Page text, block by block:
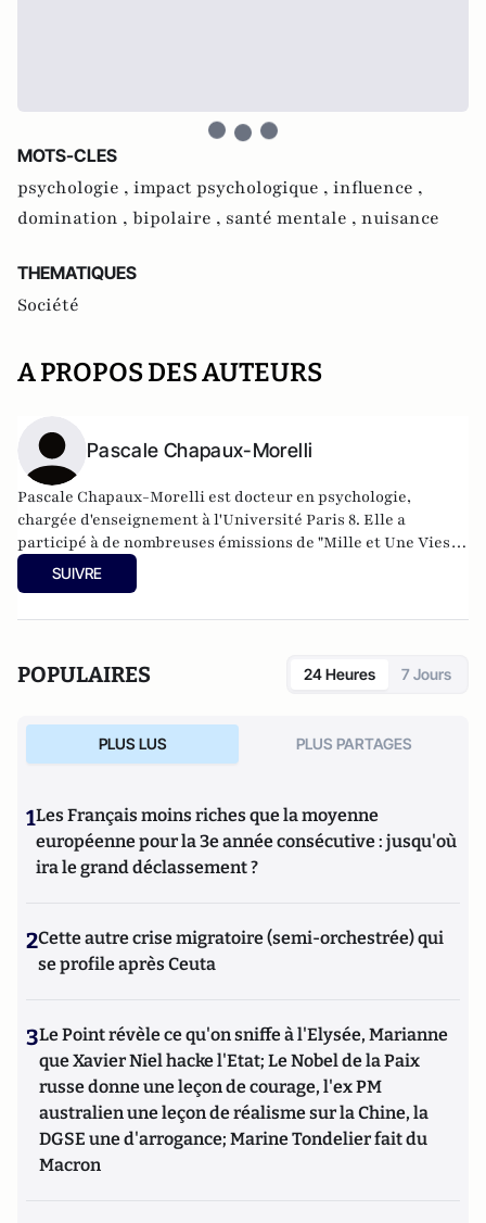
MOTS-CLES
psychologie , impact psychologique , influence ,
domination , bipolaire , santé mentale , nuisance
THEMATIQUES
Société
A PROPOS DES AUTEURS
Pascale Chapaux-Morelli
Pascale Chapaux-Morelli est docteur en psychologie,
chargée d'enseignement à l'Université Paris 8. Elle a
participé à de nombreuses émissions de "Mille et Une Vies",
sur France 2, avec Frédéric Lopez et Sophie Davant.
SUIVRE
POPULAIRES 24 Heures 7 Jours
PLUS LUS PLUS PARTAGES
1Les Français moins riches que la moyenne
européenne pour la 3e année consécutive : jusqu'où
ira le grand déclassement ?
2Cette autre crise migratoire (semi-orchestrée) qui
se profile après Ceuta
3Le Point révèle ce qu'on sniffe à l'Elysée, Marianne
que Xavier Niel hacke l'Etat; Le Nobel de la Paix
russe donne une leçon de courage, l'ex PM
australien une leçon de réalisme sur la Chine, la
DGSE une d'arrogance; Marine Tondelier fait du
Macron